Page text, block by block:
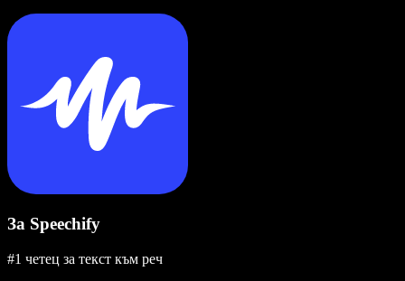
За Speechify
#1 четец за текст към реч